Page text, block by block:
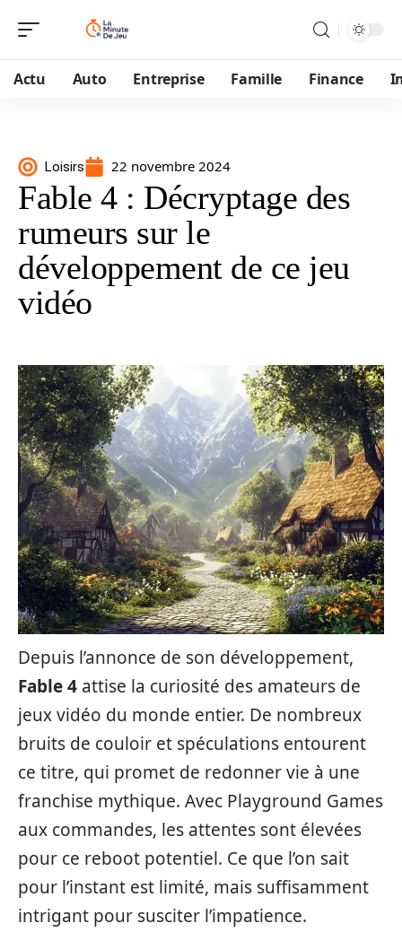
Actu Auto Entreprise Famille Finance
Loisirs 22 novembre 2024
Fable 4 : Décryptage des
rumeurs sur le
développement de ce jeu
vidéo
Depuis l’annonce de son développement,
Fable 4 attise la curiosité des amateurs de
jeux vidéo du monde entier. De nombreux
bruits de couloir et spéculations entourent
ce titre, qui promet de redonner vie à une
franchise mythique. Avec Playground Games
aux commandes, les attentes sont élevées
pour ce reboot potentiel. Ce que l’on sait
pour l’instant est limité, mais suffisamment
intrigant pour susciter l’impatience.